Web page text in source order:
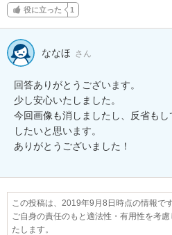
役に立った 1
ななほ さん
回答ありがとうございます。
少し安心いたしました。
今回画像も消しましたし、反省も
したいと思います。
ありがとうございました！
この投稿は、2019年9月8日時点の情報です
ご自身の責任のもと適法性・有用性を考
たします。